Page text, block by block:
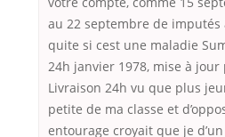
au 22 septembre de imputés
quite si cest une maladie
24h janvier 1978, mise à
Livraison 24h vu que plus
petite de ma classe et
entourage croyait que je